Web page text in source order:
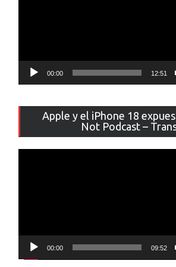
00:00 12:51
Apple y el iPhone 18
Not Podcast –
00:00 09:52